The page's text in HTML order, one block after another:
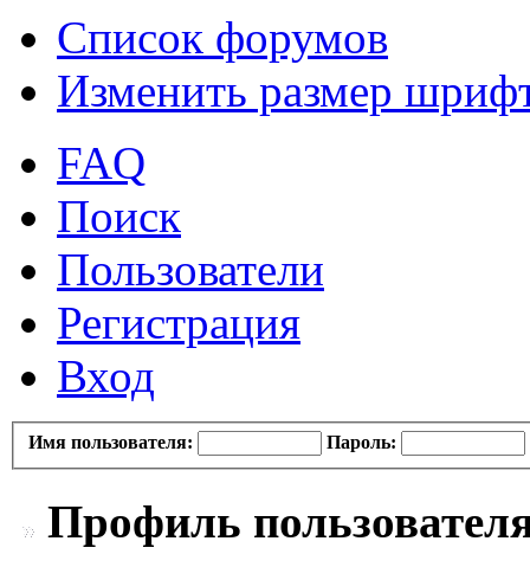
Список форумов
Изменить размер
FAQ
Поиск
Пользователи
Регистрация
Вход
Имя пользователя: Пароль:
Профиль